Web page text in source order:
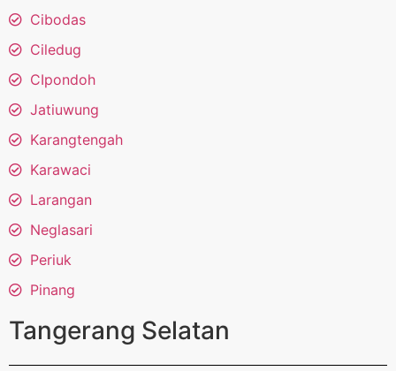
Cibodas
Ciledug
CIpondoh
Jatiuwung
Karangtengah
Karawaci
Larangan
Neglasari
Periuk
Pinang
Tangerang Selatan